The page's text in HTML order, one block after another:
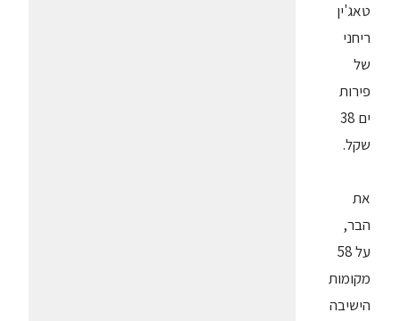
טאג'ין
ריחני
של
פירות
ים 38
שקל.
את
הבר,
על 58
מקומות
הישיבה